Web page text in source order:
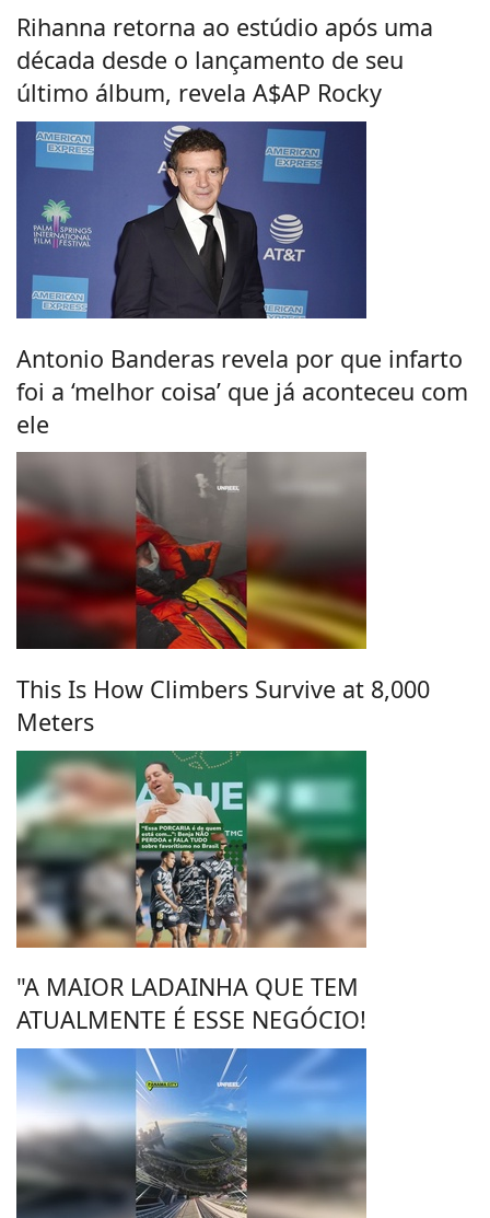
Rihanna retorna ao estúdio após uma
década desde o lançamento de seu
último álbum, revela A$AP Rocky
Antonio Banderas revela por que infarto
foi a ‘melhor coisa’ que já aconteceu com
ele
This Is How Climbers Survive at 8,000
Meters
"A MAIOR LADAINHA QUE TEM
ATUALMENTE É ESSE NEGÓCIO!